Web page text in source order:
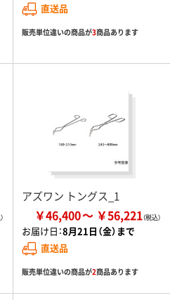
直送品
販売単位違いの商品が3商品あります
アズワン トングス_1
￥46,400 ￥56,221
お届け日：8月21日（金）まで
直送品
販売単位違いの商品が2商品あります